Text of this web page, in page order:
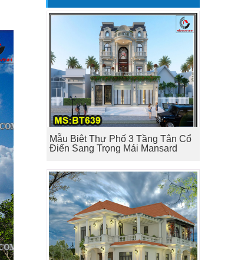
Mẫu Biệt Thự Phố 3 Tầng Tân Cổ
Điển Sang Trọng Mái Mansard